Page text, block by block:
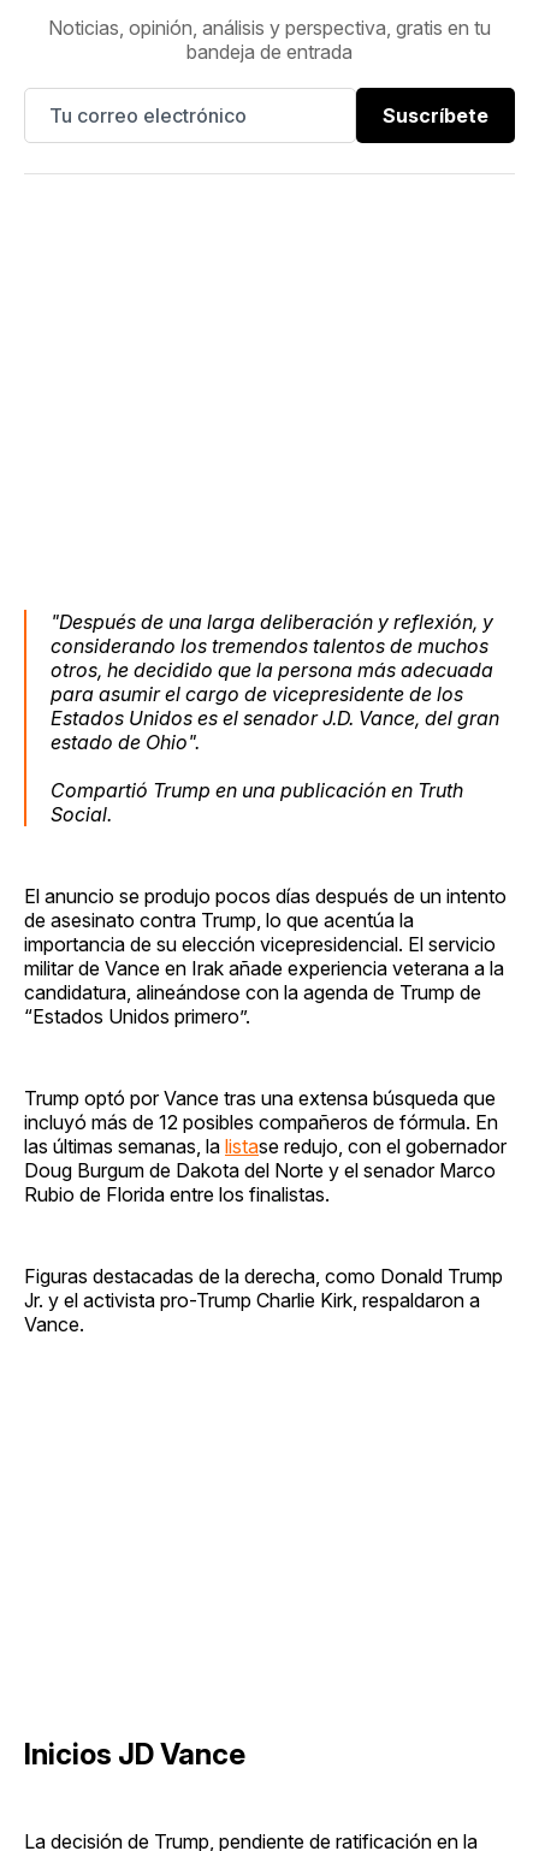
Noticias, opinión, análisis y perspectiva, gratis en tu
bandeja de entrada
Suscríbete
"Después de una larga deliberación y reflexión, y
considerando los tremendos talentos de muchos
otros, he decidido que la persona más adecuada
para asumir el cargo de vicepresidente de los
Estados Unidos es el senador J.D. Vance, del gran
estado de Ohio".
Compartió Trump en una publicación en Truth
Social.
El anuncio se produjo pocos días después de un intento
de asesinato contra Trump, lo que acentúa la
importancia de su elección vicepresidencial. El servicio
militar de Vance en Irak añade experiencia veterana a la
candidatura, alineándose con la agenda de Trump de
“Estados Unidos primero”.
Trump optó por Vance tras una extensa búsqueda que
incluyó más de 12 posibles compañeros de fórmula. En
las últimas semanas, la listase redujo, con el gobernador
Doug Burgum de Dakota del Norte y el senador Marco
Rubio de Florida entre los finalistas.
Figuras destacadas de la derecha, como Donald Trump
Jr. y el activista pro-Trump Charlie Kirk, respaldaron a
Vance.
Inicios JD Vance
La decisión de Trump, pendiente de ratificación en la